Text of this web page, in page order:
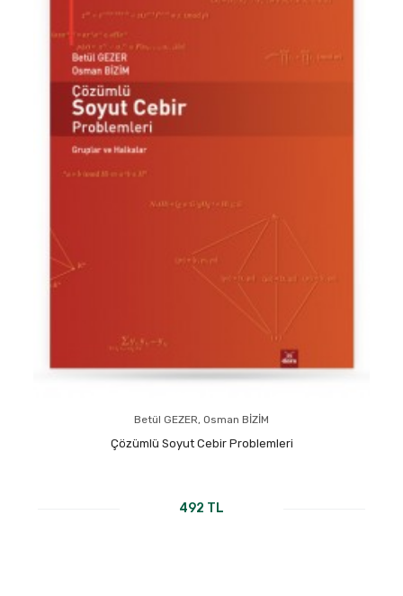
Betül GEZER, Osman BİZİM
Çözümlü Soyut Cebir Problemleri
492 TL